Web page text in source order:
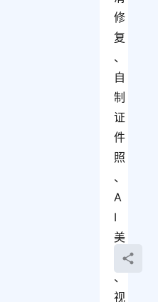
修
复
、
自
制
证
件
照
、
A
I
美
白
、
视